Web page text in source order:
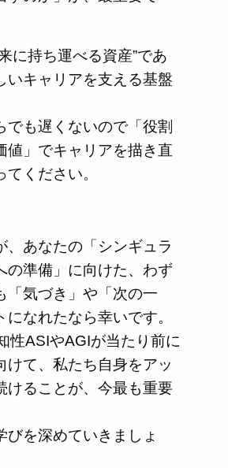
に持ち運べる資産”であ
いキャリアを支える基盤
でも遅くないので「役割
値」でキャリアを描き直
ください。
、あなたの「シンギュラ
の準備」に向けた、わず
「気づき」や「次の一
になれたなら幸いです。
性ASIやAGIが当たり前に
けて、私たち自身をアッ
けることが、今最も重要
びを深めていきましょ